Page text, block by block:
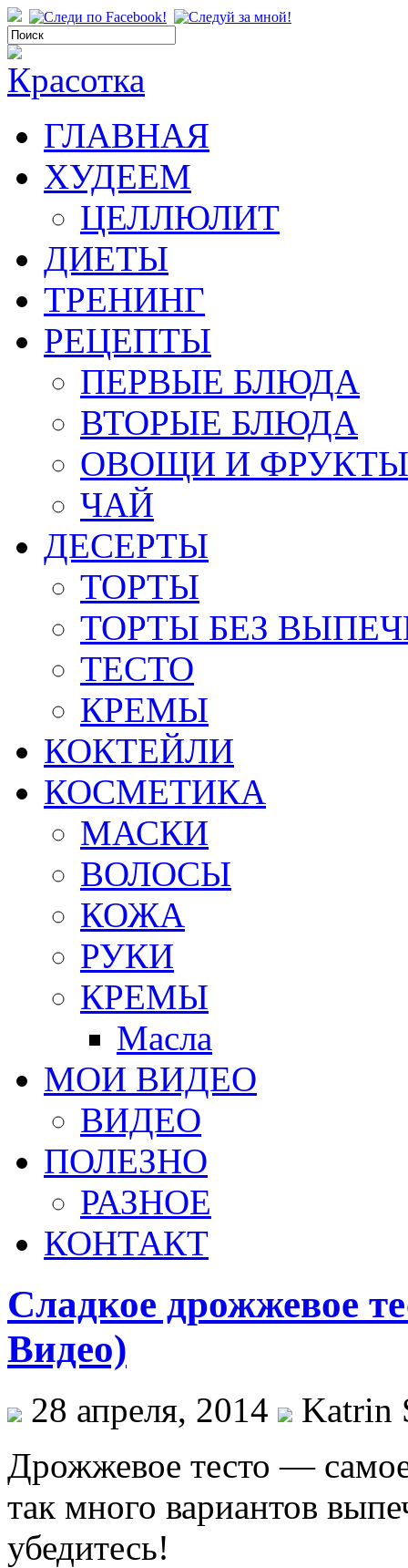
ГЛАВНАЯ
ХУДЕЕМ
ЦЕЛЛЮЛИТ
ДИЕТЫ
ТРЕНИНГ
РЕЦЕПТЫ
ПЕРВЫЕ БЛЮДА
ВТОРЫЕ БЛЮДА
ОВОЩИ И ФРУКТЫ
ЧАЙ
ДЕСЕРТЫ
ТОРТЫ
ТОРТЫ БЕЗ
ТЕСТО
КРЕМЫ
КОКТЕЙЛИ
КОСМЕТИКА
МАСКИ
ВОЛОСЫ
КОЖА
РУКИ
КРЕМЫ
Масла
МОИ ВИДЕО
ВИДЕО
ПОЛЕЗНО
РАЗНОЕ
КОНТАКТ
Сладкое дрожжевое
Видео)
28 апреля, 2014
Katrin
Дрожжевое тесто —
так много вариантов
убедитесь!